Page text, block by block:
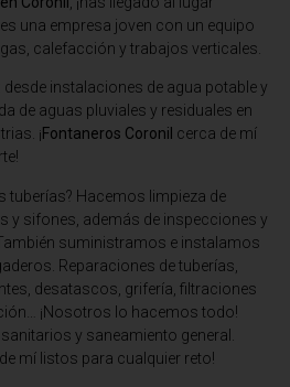
una empresa joven con un equipo
calefacción y trabajos verticales.
instalaciones de agua potable y
de aguas pluviales y residuales en
¡Fontaneros Coronil cerca de mí
tuberías? Hacemos limpieza de
y sifones, además de inspecciones y
suministramos e instalamos
Reparaciones de tuberías,
desatascos, grifería, filtraciones
¡Nosotros lo hacemos todo!
y saneamiento general.
mí listos para cualquier reto!